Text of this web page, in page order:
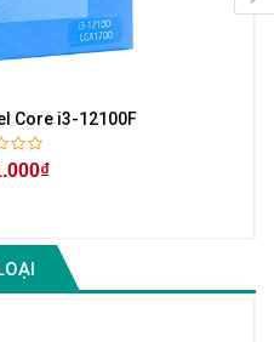
Core i3-12100F